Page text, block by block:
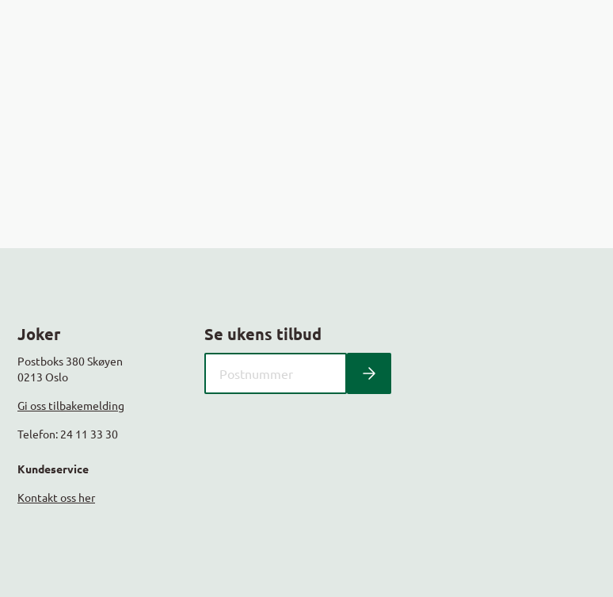
Joker
Postboks 380 Skøyen
0213 Oslo
Gi oss tilbakemelding
Telefon: 24 11 33 30
Kundeservice
Kontakt oss her
Se ukens tilbud